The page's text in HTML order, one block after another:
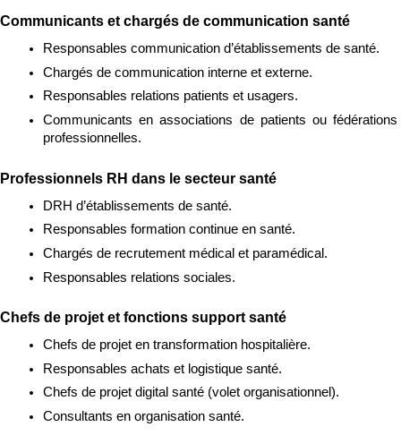
Communicants et chargés de communication santé
Responsables communication d’établissements de santé.
Chargés de communication interne et externe.
Responsables relations patients et usagers.
Communicants en associations de patients ou fédérations
professionnelles.
Professionnels RH dans le secteur santé
DRH d’établissements de santé.
Responsables formation continue en santé.
Chargés de recrutement médical et paramédical.
Responsables relations sociales.
Chefs de projet et fonctions support santé
Chefs de projet en transformation hospitalière.
Responsables achats et logistique santé.
Chefs de projet digital santé (volet organisationnel).
Consultants en organisation santé.